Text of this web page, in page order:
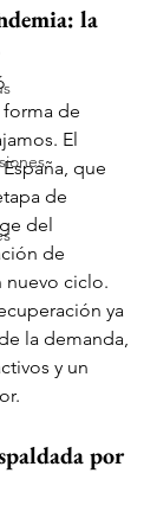
la
de
El
que
de
del
de
nuevo ciclo.
ya
la demanda,
y un
por